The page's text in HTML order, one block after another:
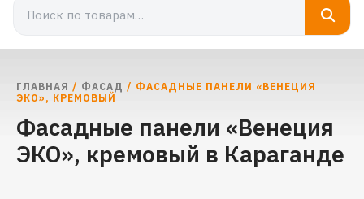
ГЛАВНАЯ / ФАСАД / ФАСАДНЫЕ ПАНЕЛИ «ВЕНЕЦИЯ
ЭКО», КРЕМОВЫЙ
Фасадные панели «Венеция
ЭКО», кремовый в Караганде